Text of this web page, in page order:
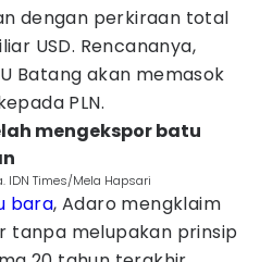
dengan perkiraan total
USD. Rencananya,
Batang akan memasok
PLN.
mengekspor batu
Times/Mela Hapsari
bara, Adaro mengklaim
tanpa melupakan prinsip